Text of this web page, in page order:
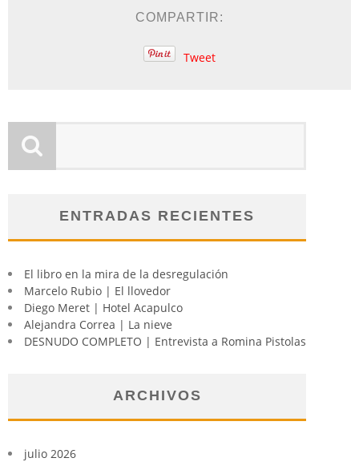
COMPARTIR:
Tweet
ENTRADAS RECIENTES
El libro en la mira de la desregulación
Marcelo Rubio | El llovedor
Diego Meret | Hotel Acapulco
Alejandra Correa | La nieve
DESNUDO COMPLETO | Entrevista a Romina Pistolas
ARCHIVOS
julio 2026